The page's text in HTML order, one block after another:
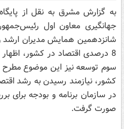
به گزارش مشرق به نقل از
جهانگیری معاون اول
شانزدهمین همایش مدیران ارشد
8 درصدی اقتصاد در کشور،
سوم توسعه نیز این موضوع مطرح
در سازمان برنامه و بودجه
صورت گرفت.